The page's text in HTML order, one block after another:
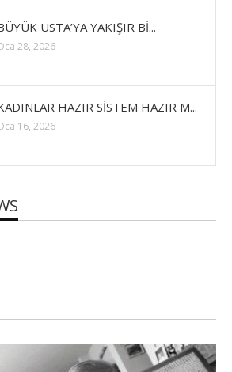
USTA’YA YAKIŞIR Bİ...
28, 2026
HAZIR SİSTEM HAZIR M...
16, 2026